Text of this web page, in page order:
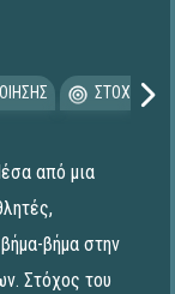
από μια
βήμα στην
Στόχος του